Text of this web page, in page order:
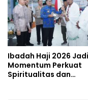
Ibadah Haji 2026 Jadi
Momentum Perkuat
Spiritualitas dan